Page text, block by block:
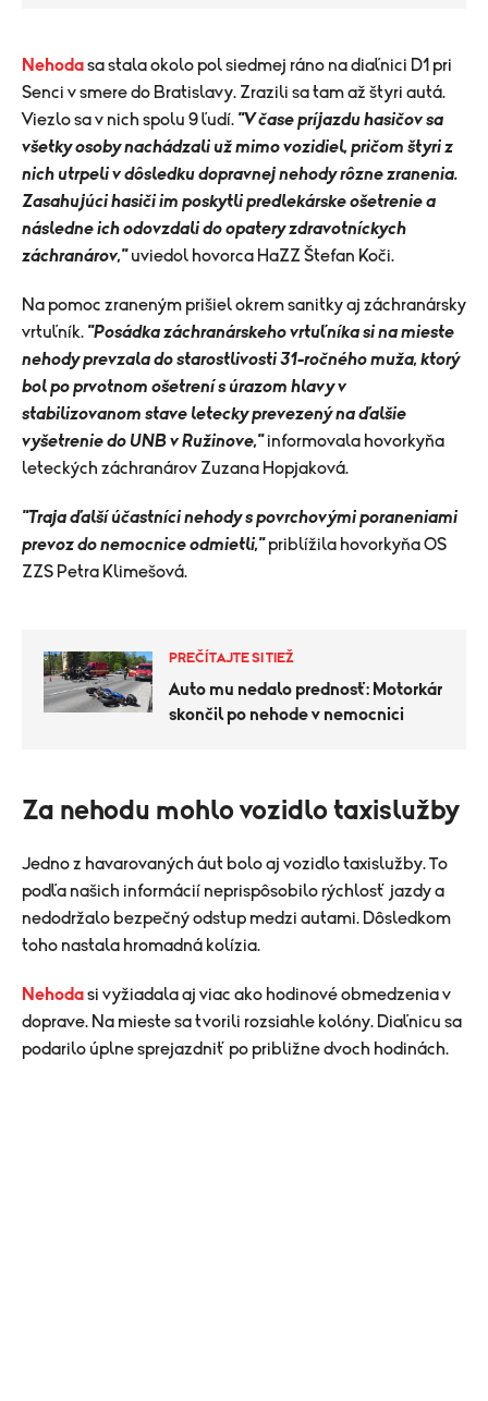
Nehodasa stala okolo pol siedmej ráno na diaľnici D1 pri
Senci v smere do Bratislavy. Zrazili sa tam až štyri autá.
Viezlo sa v nich spolu 9 ľudí. "V čase príjazdu hasičov sa
všetky osoby nachádzali už mimo vozidiel, pričom štyri z
nich utrpeli v dôsledku dopravnej nehody rôzne zranenia.
Zasahujúci hasiči im poskytli predlekárske ošetrenie a
následne ich odovzdali do opatery zdravotníckych
záchranárov," uviedol hovorca HaZZ Štefan Koči.
Na pomoc zraneným prišiel okrem sanitky aj záchranársky
vrtuľník. "Posádka záchranárskeho vrtuľníka si na mieste
nehody prevzala do starostlivosti 31-ročného muža, ktorý
bol po prvotnom ošetrení s úrazom hlavy v
stabilizovanom stave letecky prevezený na ďalšie
vyšetrenie do UNB v Ružinove,"informovala hovorkyňa
leteckých záchranárov Zuzana Hopjaková.
"Traja ďalší účastníci nehody s povrchovými poraneniami
prevoz do nemocnice odmietli,"priblížila hovorkyňa OS
ZZS Petra Klimešová.
PREČÍTAJTE SI TIEŽ
Auto mu nedalo prednosť: Motorkár
skončil po nehode v nemocnici
Za nehodu mohlo vozidlo taxislužby
Jedno z havarovaných áut bolo aj vozidlo taxislužby. To
podľa našich informácií neprispôsobilo rýchlosť jazdy a
nedodržalo bezpečný odstup medzi autami. Dôsledkom
toho nastala hromadná kolízia.
Nehodasi vyžiadala aj viac ako hodinové obmedzenia v
doprave. Na mieste sa tvorili rozsiahle kolóny. Diaľnicu sa
podarilo úplne sprejazdniť po približne dvoch hodinách.